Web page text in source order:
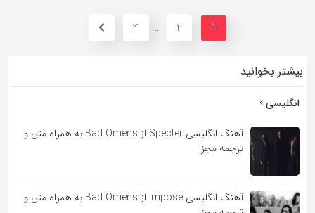
1
2
…
4
بیشتر بخوانید
انگلیسی
آهنگ انگلیسی Specter از Bad Omens به همراه متن و
ترجمه مجزا
آهنگ انگلیسی Impose از Bad Omens به همراه متن و